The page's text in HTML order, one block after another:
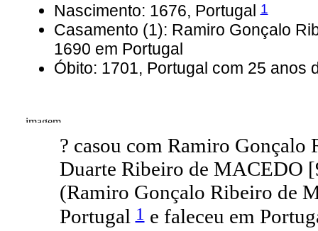
Nascimento: 1676, Portugal1
Casamento (1): Ramiro Gonçalo
1690 em Portugal
Óbito: 1701, Portugal com 25 anos
? casou com Ramiro
Duarte Ribeiro de MACEDO
(Ramiro Gonçalo Ribeiro de
Portugal1e faleceu em